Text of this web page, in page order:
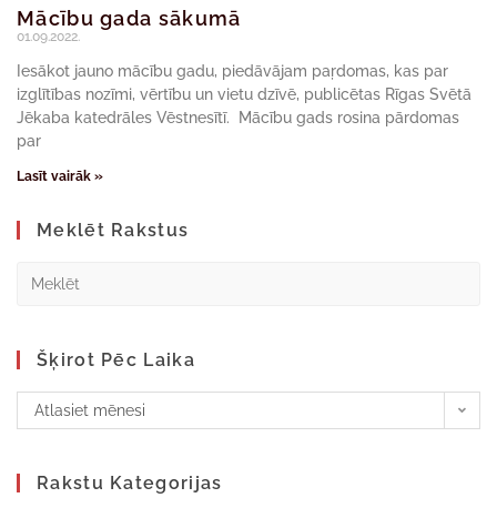
Mācību gada sākumā
01.09.2022.
Iesākot jauno mācību gadu, piedāvājam paŗdomas, kas par
izglītības nozīmi, vērtību un vietu dzīvē, publicētas Rīgas Svētā
Jēkaba katedrāles Vēstnesītī. Mācību gads rosina pārdomas
par
Lasīt vairāk »
Meklēt Rakstus
Šķirot Pēc Laika
Atlasiet mēnesi
Rakstu Kategorijas